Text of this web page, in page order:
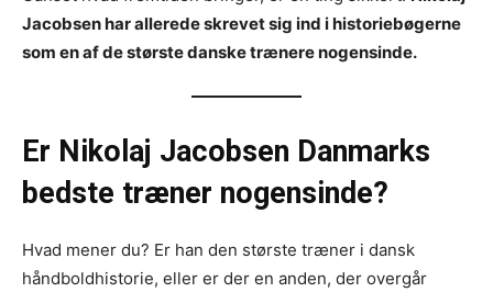
Jacobsen har allerede skrevet sig ind i historiebøgerne
som en af de største danske trænere nogensinde.
Er Nikolaj Jacobsen Danmarks
bedste træner nogensinde?
Hvad mener du? Er han den største træner i dansk
håndboldhistorie, eller er der en anden, der overgår